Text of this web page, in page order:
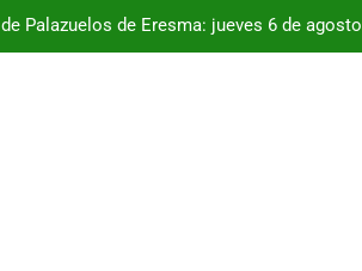
Palazuelos de Eresma: jueves 6 de agosto
que se va a desarrollar el 15 de agosto con
Segoviano, que incorpora a Andreea Milies
Palazuelos de Eresma: jueves 6 de agosto